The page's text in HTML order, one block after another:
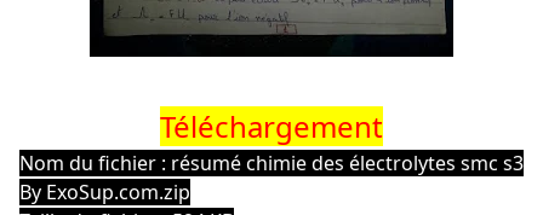
Téléchargement
Nom du fichier : résumé chimie des électrolytes smc s3
By ExoSup.com.zip